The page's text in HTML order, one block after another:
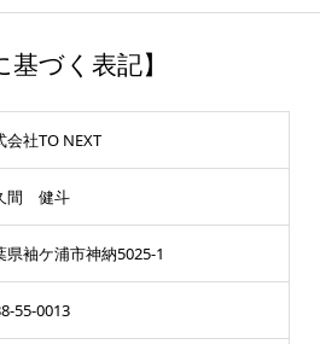
基づく表記】
会社TO NEXT
間 健斗
県袖ケ浦市神納5025-1
55-0013